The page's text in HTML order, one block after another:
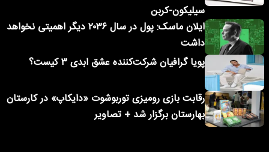
سیلیکون-کربن
ایلان ماسک: پول در سال ۲۰۳۶ دیگر اهمیتی نخواهد
داشت
پویا گرافیان شرکت‌کننده عشق ابدی ۳ کیست؟
رقابت بازی رومیزی توربوشوت «دایکاپ» در کارستان
بهارستان برگزار شد + تصاویر